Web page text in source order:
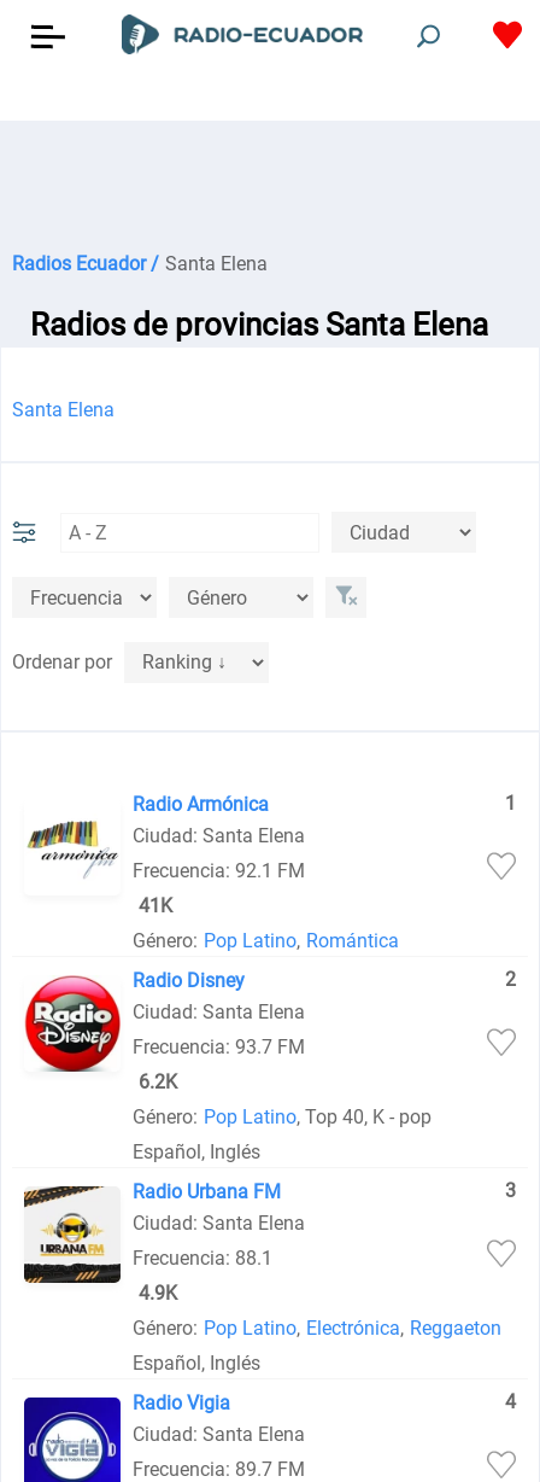
Radios Ecuador / Santa Elena
Radios de provincias Santa Elena
Santa Elena
Ordenar por
Radio Armónica
1
Ciudad: Santa Elena
Frecuencia: 92.1 FM
41K
Género: Pop Latino, Romántica
Radio Disney
2
Ciudad: Santa Elena
Frecuencia: 93.7 FM
6.2K
Género: Pop Latino, Top 40, K - pop
Español, Inglés
Radio Urbana FM
3
Ciudad: Santa Elena
Frecuencia: 88.1
4.9K
Género: Pop Latino, Electrónica, Reggaeton
Español, Inglés
Radio Vigia
4
Ciudad: Santa Elena
Frecuencia: 89.7 FM